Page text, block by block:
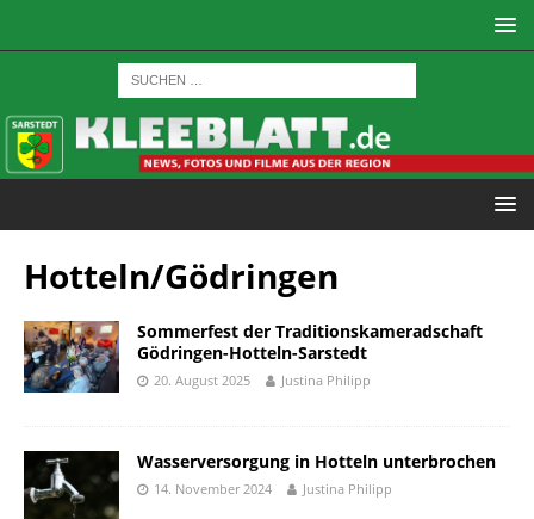
Hotteln/Gödringen
Sommerfest der Traditionskameradschaft
Gödringen-Hotteln-Sarstedt
20. August 2025 Justina Philipp
Wasserversorgung in Hotteln unterbrochen
14. November 2024 Justina Philipp